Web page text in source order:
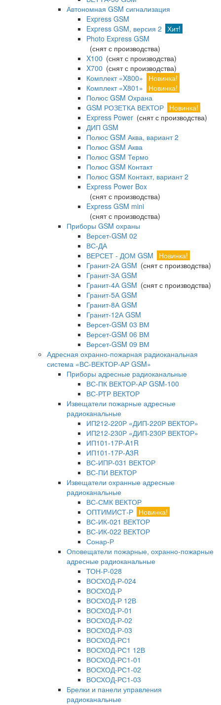
Автономная GSM сигнализация
Express GSM
Express GSM, версия 2 Хит!
Photo Express GSM
(снят с производства)
X100 (снят с производства)
X700 (снят с производства)
Комплект «X800»
Новинка!
Комплект «X801»
Новинка!
Полюс GSM Охрана
GSM РОЗЕТКА ВЕКТОР Новинка!
Express Power (снят с производства)
ДИП GSM
Полюс GSM Аква, вариант 2
Полюс GSM Аква
Полюс GSM Термо
Полюс GSM Контакт
Полюс GSM Контакт, вариант 2
Express Power Box
(снят с производства)
Express GSM mini
(снят с производства)
Приборы GSM охраны
Версет-GSM 02
ВС-ДА
ВЕРСЕТ - ДОМ GSM
Новинка!
Гранит-2А GSM (снят с производства)
Гранит-3А GSM
Гранит-4А GSM (снят с производства)
Гранит-5А GSM
Гранит-8А GSM
Гранит-12А GSM
Версет-GSM 03 ВМ
Версет-GSM 06 ВМ
Версет-GSM 09 ВМ
Адресная охранно-пожарная радиоканальная
система «ВС-ВЕКТОР-АР GSM»
Приборы адресные радиоканальные
ВС-ПК ВЕКТОР-АР GSM-100
ВС-РТР ВЕКТОР
Извещатели пожарные адресные
радиоканальные
ИП212-220Р «ДИП-220Р ВЕКТОР»
ИП212-230Р «ДИП-230Р ВЕКТОР»
ИП101-17Р-A1R
ИП101-17Р-A3R
ВС-ИПР-031 ВЕКТОР
ВС-ПИ ВЕКТОР
Извещатели охранные адресные
радиоканальные
ВС-СМК ВЕКТОР
ОПТИМИСТ-Р Новинка!
ВС-ИК-021 ВЕКТОР
ВС-ИК-022 ВЕКТОР
Сонар-Р
Оповещатели пожарные, охранно-пожарные
адресные радиоканальные
ТОН-Р-028
ВОСХОД-Р-024
ВОСХОД-Р
ВОСХОД-Р 12В
ВОСХОД-Р-01
ВОСХОД-Р-02
ВОСХОД-Р-03
ВОСХОД-РС1
ВОСХОД-РС1 12В
ВОСХОД-РС1-01
ВОСХОД-РС1-02
ВОСХОД-РС1-03
Брелки и панели управления
радиоканальные